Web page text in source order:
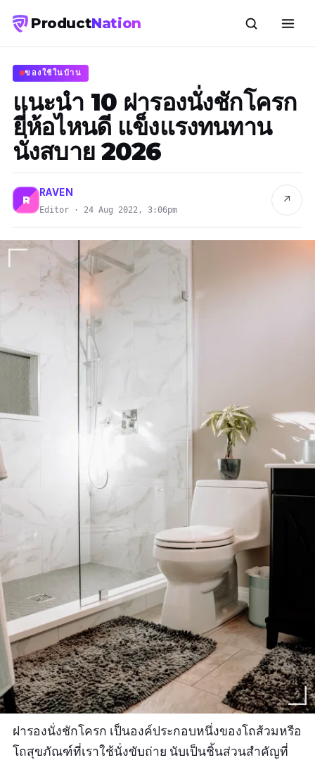
ProductNation
ของใช้ในบ้าน
แนะนำ 10 ฝารองนั่งชักโครก
ยี่ห้อไหนดี แข็งแรงทนทาน
นั่งสบาย 2026
R
RAVEN
Editor · 24 Aug 2022, 3:06pm
↗
ฝารองนั่งชักโครก เป็นองค์ประกอบหนึ่งของโถส้วมหรือ
โถสุขภัณฑ์ที่เราใช้นั่งขับถ่าย นับเป็นชิ้นส่วนสำคัญที่